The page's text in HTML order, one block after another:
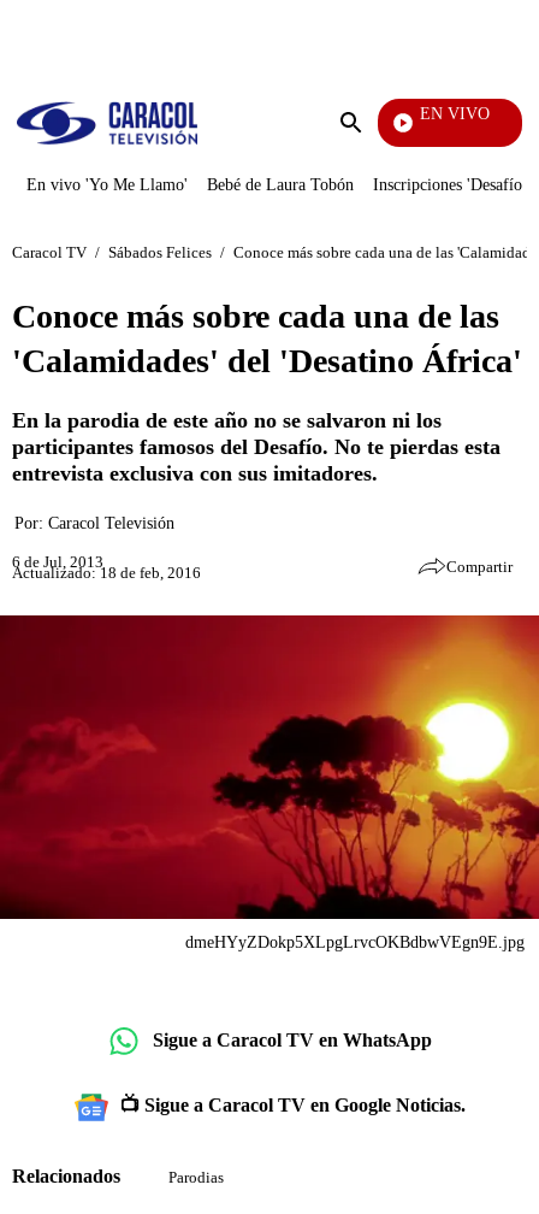
Enviar
EN VIVO
Día A Día
En vivo 'Yo Me Llamo' Bebé de Laura Tobón Inscripciones 'Desafío'
Caracol TV / Sábados Felices / Conoce más sobre cada una de las
Conoce más sobre cada una de las
'Calamidades' del 'Desatino África'
En la parodia de este año no se salvaron ni los
participantes famosos del Desafío. No te pierdas esta
entrevista exclusiva con sus imitadores.
Por: Caracol Televisión
6 de Jul, 2013
Actualizado: 18 de feb, 2016 Compartir
dmeHYyZDokp5XLpgLrvcOKBdbwVEgn9E.jpg
Sigue a Caracol TV en WhatsApp
📺 Sigue a Caracol TV en Google Noticias.
Relacionados Parodias